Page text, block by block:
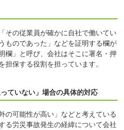
その従業員が確かに自社で働いてい
ものであった」などを証明する欄が
欄」と呼び、会社はそこに署名・押
担保する役割を担っています。
ていない」場合の具体的対応
の可能性が高い」などと考えている
る労災事故発生の経緯について会社